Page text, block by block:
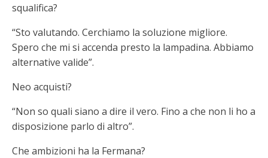
squalifica?
“Sto valutando. Cerchiamo la soluzione migliore.
Spero che mi si accenda presto la lampadina. Abbiamo
alternative valide”.
Neo acquisti?
“Non so quali siano a dire il vero. Fino a che non li ho a
disposizione parlo di altro”.
Che ambizioni ha la Fermana?